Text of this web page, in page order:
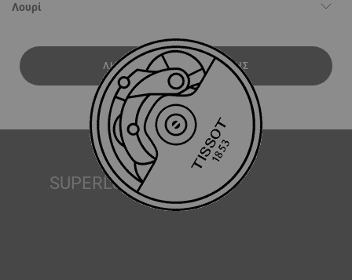
Λουρί
ΛΉΨΗ ΕΓΧΕΙΡΙΔΊΟΥ ΧΡΉΣΗΣ
SUPERLUMINOVA®
Η εξασφάλιση ορατότητας υπό όλες τις συνθήκες είναι